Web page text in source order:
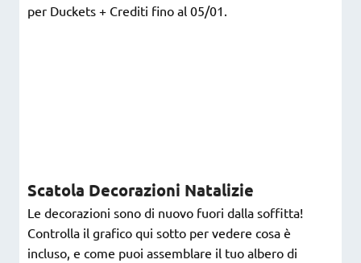
per Duckets + Crediti fino al 05/01.
Scatola Decorazioni Natalizie
Le decorazioni sono di nuovo fuori dalla soffitta!
Controlla il grafico qui sotto per vedere cosa è
incluso, e come puoi assemblare il tuo albero di